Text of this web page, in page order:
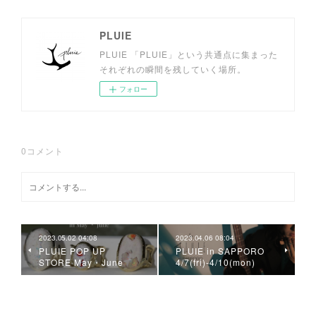
PLUIE
PLUIE 「PLUIE」という共通点に集まった
それぞれの瞬間を残していく場所。
フォロー
0 コメント
2023.05.02 04:08
PLUIE POP UP
STORE May・June
2023.04.06 08:04
PLUIE in SAPPORO
4/7(fri)-4/10(mon)